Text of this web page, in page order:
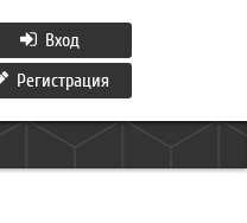
Вход
Регистрация